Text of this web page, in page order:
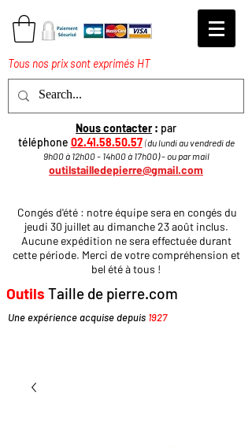
Tous nos prix sont exprimés HT
Nous contacter: par
téléphone 02.41.58.50.57 (du lundi au vendredi de
9h00 à 12h00 - 14h00 à 17h00)​ - ou par mail
outilstailledepierre@gmail.com
Congés d'été : notre équipe sera en congés du
jeudi 30 juillet au dimanche 23 août inclus.
Aucune expédition ne sera effectuée durant
cette période. Merci de votre compréhension et
bel été à tous !
Outils Taille de pierre.com
Une expérience acquise depuis 1927